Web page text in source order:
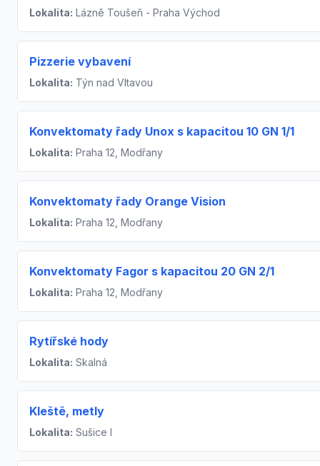
Lokalita: Lázně Toušeň - Praha Východ
Pizzerie vybavení
Lokalita: Týn nad Vltavou
Konvektomaty řady Unox s kapacitou 10 GN 1/1
Lokalita: Praha 12, Modřany
Konvektomaty řady Orange Vision
Lokalita: Praha 12, Modřany
Konvektomaty Fagor s kapacitou 20 GN 2/1
Lokalita: Praha 12, Modřany
Rytířské hody
Lokalita: Skalná
Kleště, metly
Lokalita: Sušice I